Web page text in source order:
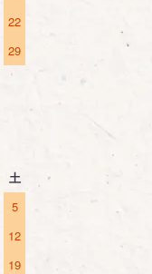
22
29
土
5
12
19